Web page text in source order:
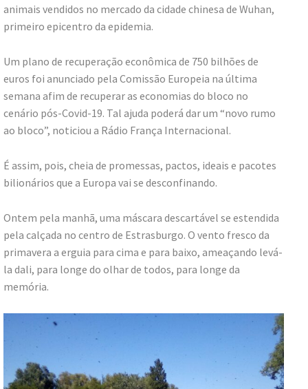
animais vendidos no mercado da cidade chinesa de Wuhan,
primeiro epicentro da epidemia.
Um plano de recuperação econômica de 750 bilhões de
euros foi anunciado pela Comissão Europeia na última
semana afim de recuperar as economias do bloco no
cenário pós-Covid-19. Tal ajuda poderá dar um “novo rumo
ao bloco”, noticiou a Rádio França Internacional.
É assim, pois, cheia de promessas, pactos, ideais e pacotes
bilionários que a Europa vai se desconfinando.
Ontem pela manhã, uma máscara descartável se estendida
pela calçada no centro de Estrasburgo. O vento fresco da
primavera a erguia para cima e para baixo, ameaçando levá-
la dali, para longe do olhar de todos, para longe da
memória.